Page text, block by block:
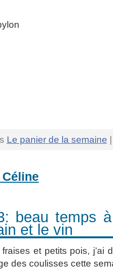
Le panier de la semaine
beau temps
et le vin
et petits pois, j’ai
des coulisses cette